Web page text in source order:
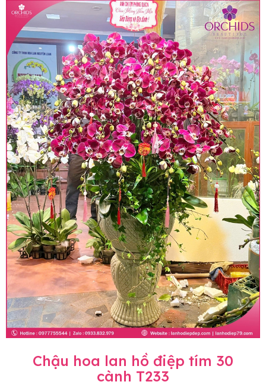
Chậu hoa lan hồ điệp tím 30
cành T233